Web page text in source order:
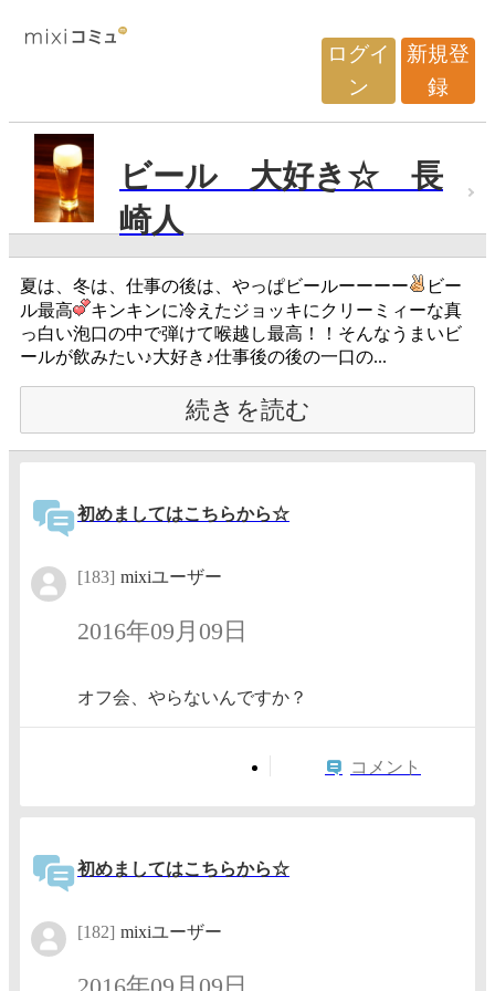
ログイ
ン
新規登
録
ビール 大好き☆ 長
崎人
夏は、冬は、仕事の後は、やっぱビールーーーー
ビー
ル最高
キンキンに冷えたジョッキにクリーミィーな真
っ白い泡口の中で弾けて喉越し最高！！そんなうまいビ
ールが飲みたい♪大好き♪仕事後の後の一口の...
続きを読む
初めましてはこちらから☆
[183] mixiユーザー
2016年09月09日
オフ会、やらないんですか？
コメント
初めましてはこちらから☆
[182] mixiユーザー